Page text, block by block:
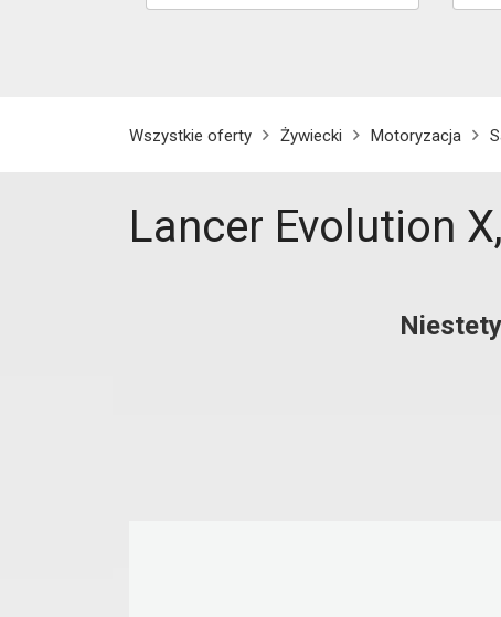
Wszystkie oferty Żywiecki Motoryzacja
Lancer Evolution